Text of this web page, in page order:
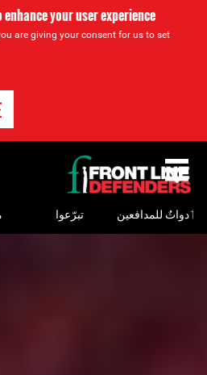
your user experience
are giving your consent for us to set
to
top
ٲدواتٌ للمدافعين تبرّعوا